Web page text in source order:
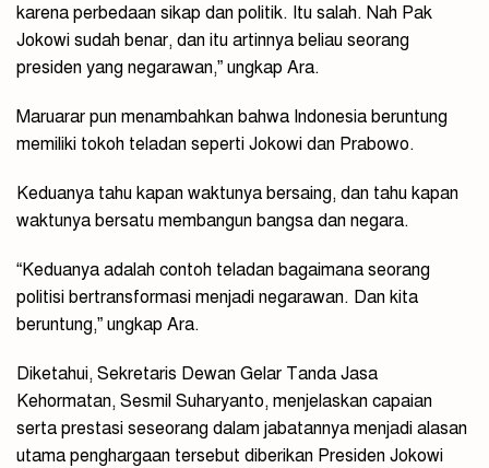
karena perbedaan sikap dan politik. Itu salah. Nah Pak
Jokowi sudah benar, dan itu artinnya beliau seorang
presiden yang negarawan,” ungkap Ara.
Maruarar pun menambahkan bahwa Indonesia beruntung
memiliki tokoh teladan seperti Jokowi dan Prabowo.
Keduanya tahu kapan waktunya bersaing, dan tahu kapan
waktunya bersatu membangun bangsa dan negara.
“Keduanya adalah contoh teladan bagaimana seorang
politisi bertransformasi menjadi negarawan. Dan kita
beruntung,” ungkap Ara.
Diketahui, Sekretaris Dewan Gelar Tanda Jasa
Kehormatan, Sesmil Suharyanto, menjelaskan capaian
serta prestasi seseorang dalam jabatannya menjadi alasan
utama penghargaan tersebut diberikan Presiden Jokowi